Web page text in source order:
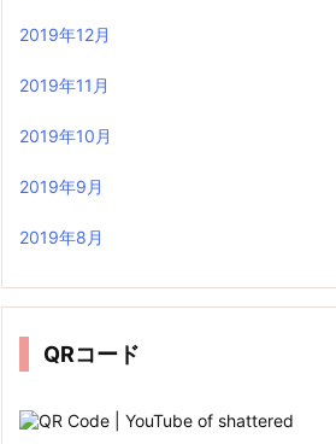
2019年12月
2019年11月
2019年10月
2019年9月
2019年8月
QRコード